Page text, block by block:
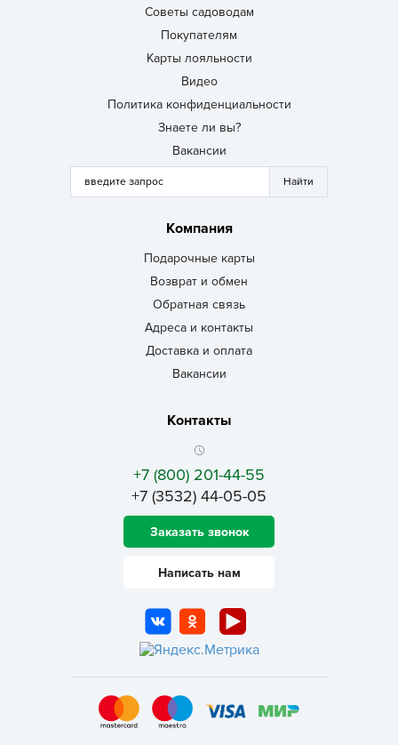
Советы садоводам
Покупателям
Карты лояльности
Видео
Политика конфиденциальности
Знаете ли вы?
Вакансии
Компания
Подарочные карты
Возврат и обмен
Обратная связь
Адреса и контакты
Доставка и оплата
Вакансии
Контакты
+7 (800) 201-44-55
+7 (3532) 44-05-05
Заказать звонок
Написать нам